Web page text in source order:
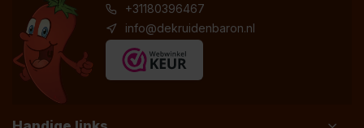
+31180396467
info@dekruidenbaron.nl